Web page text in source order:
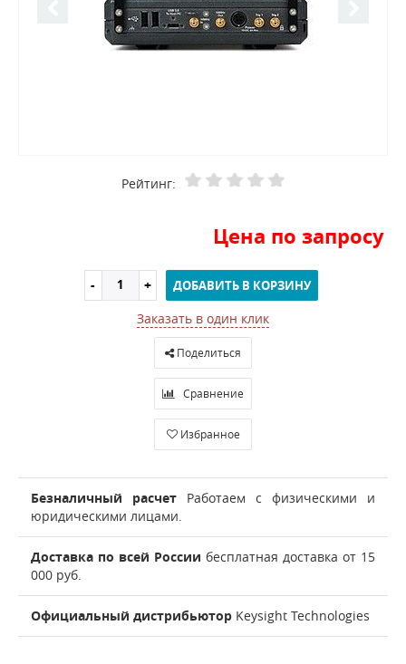
Рейтинг:
Цена по запросу
ДОБАВИТЬ В КОРЗИНУ
Заказать в один клик
Поделиться
Сравнение
Избранное
Безналичный расчет Работаем с физическими и
юридическими лицами.
Доставка по всей России бесплатная доставка от 15
000 руб.
Официальный дистрибьютор Keysight Technologies